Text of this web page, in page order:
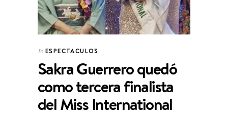
In ESPECTACULOS
Sakra Guerrero quedó
como tercera finalista
del Miss International